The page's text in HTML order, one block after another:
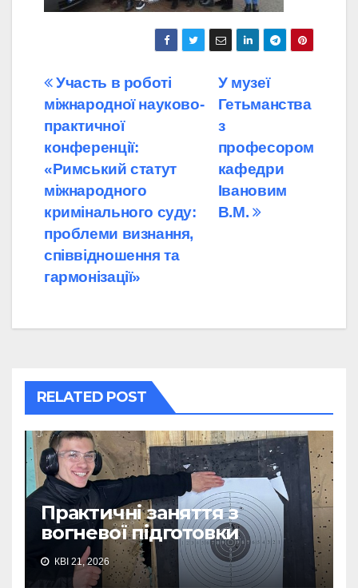
Навігація
записів
У музеї
Гетьманства
з
професором
кафедри
Івановим
В.М.
Участь в роботі
міжнародної науково-
практичної
конференції:
«Римський статут
міжнародного
кримінального суду:
проблеми визнання,
співвідношення та
гармонізації»
RELATED POST
Практичні заняття з
вогневої підготовки
КВІ 21, 2026